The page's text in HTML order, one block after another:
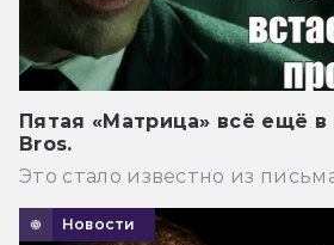
Пятая «Матрица» всё ещё в
Bros.
Это стало известно из
Новости